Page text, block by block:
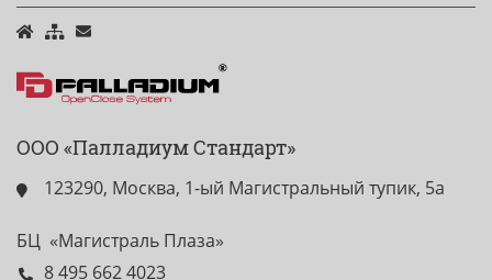
ООО «Палладиум Стандарт»
123290, Москва, 1-ый Магистральный тупик, 5а
БЦ «Магистраль Плаза»
8 495 662 4023